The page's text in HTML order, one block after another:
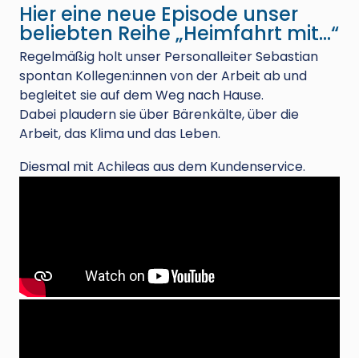
Hier eine neue Episode unser
beliebten Reihe „Heimfahrt mit…“
Regelmäßig holt unser Personalleiter Sebastian
spontan Kollegen:innen von der Arbeit ab und
begleitet sie auf dem Weg nach Hause.
Dabei plaudern sie über Bärenkälte, über die
Arbeit, das Klima und das Leben.
Diesmal mit Achileas aus dem Kundenservice.